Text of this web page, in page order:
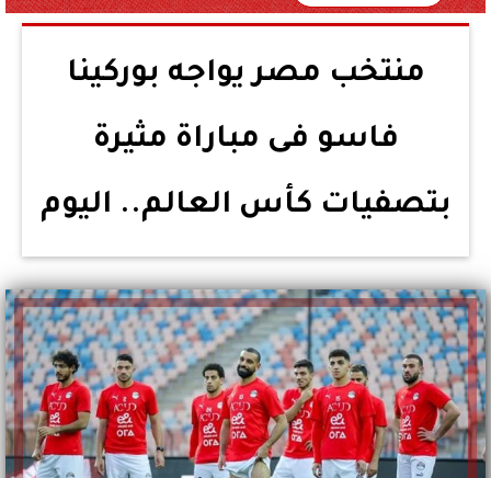
منتخب مصر يواجه بوركينا
فاسو فى مباراة مثيرة
بتصفيات كأس العالم.. اليوم